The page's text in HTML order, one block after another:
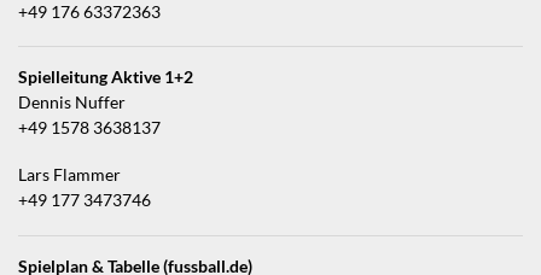
+49 176 63372363
Spielleitung Aktive 1+2
Dennis Nuffer
+49 1578 3638137
Lars Flammer
+49 177 3473746
Spielplan & Tabelle (fussball.de)